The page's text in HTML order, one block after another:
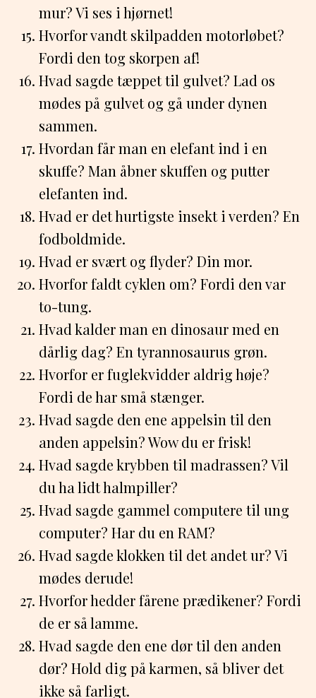
mur? Vi ses i hjørnet!
Hvorfor vandt skilpadden motorløbet?
Fordi den tog skorpen af!
Hvad sagde tæppet til gulvet? Lad os
mødes på gulvet og gå under dynen
sammen.
Hvordan får man en elefant ind i en
skuffe? Man åbner skuffen og putter
elefanten ind.
Hvad er det hurtigste insekt i verden? En
fodboldmide.
Hvad er svært og flyder? Din mor.
Hvorfor faldt cyklen om? Fordi den var
to-tung.
Hvad kalder man en dinosaur med en
dårlig dag? En tyrannosaurus grøn.
Hvorfor er fuglekvidder aldrig høje?
Fordi de har små stænger.
Hvad sagde den ene appelsin til den
anden appelsin? Wow du er frisk!
Hvad sagde krybben til madrassen? Vil
du ha lidt halmpiller?
Hvad sagde gammel computere til ung
computer? Har du en RAM?
Hvad sagde klokken til det andet ur? Vi
mødes derude!
Hvorfor hedder fårene prædikener? Fordi
de er så lamme.
Hvad sagde den ene dør til den anden
dør? Hold dig på karmen, så bliver det
ikke så farligt.